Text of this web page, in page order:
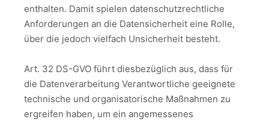
enthalten. Damit spielen datenschutzrechtliche
Anforderungen an die Datensicherheit eine Rolle,
über die jedoch vielfach Unsicherheit besteht.
Art. 32 DS-GVO führt diesbezüglich aus, dass für
die Datenverarbeitung Verantwortliche geeignete
technische und organisatorische Maßnahmen zu
ergreifen haben, um ein angemessenes